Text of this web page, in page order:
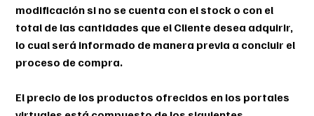
modificación si no se cuenta con el stock o con el
total de las cantidades que el Cliente desea adquirir,
lo cual será informado de manera previa a concluir el
proceso de compra.
El precio de los productos ofrecidos en los portales